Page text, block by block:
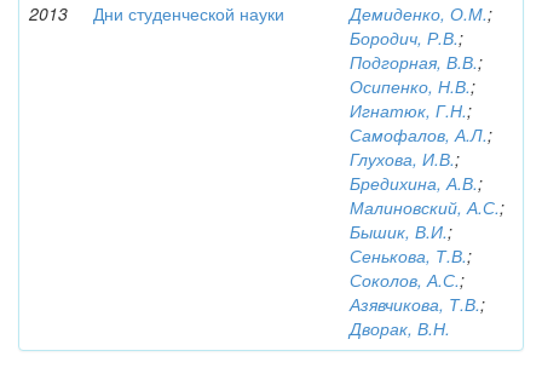
2013
Дни студенческой науки Демиденко, О.М.;
Бородич, Р.В.;
Подгорная, В.В.;
Осипенко, Н.В.;
Игнатюк, Г.Н.;
Самофалов, А.Л.;
Глухова, И.В.;
Бредихина, А.В.;
Малиновский, А.С.;
Бышик, В.И.;
Сенькова, Т.В.;
Соколов, А.С.;
Азявчикова, Т.В.;
Дворак, В.Н.